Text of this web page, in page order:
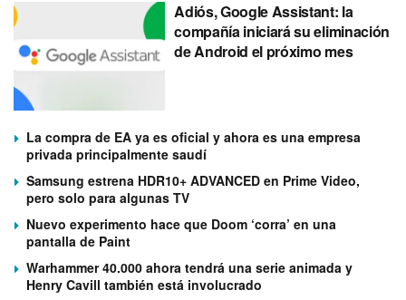
Adiós, Google Assistant: la
compañía iniciará su eliminación
de Android el próximo mes
La compra de EA ya es oficial y ahora es una empresa
privada principalmente saudí
Samsung estrena HDR10+ ADVANCED en Prime Video,
pero solo para algunas TV
Nuevo experimento hace que Doom ‘corra’ en una
pantalla de Paint
Warhammer 40.000 ahora tendrá una serie animada y
Henry Cavill también está involucrado